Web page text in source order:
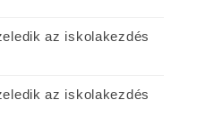
az iskolakezdés
az iskolakezdés